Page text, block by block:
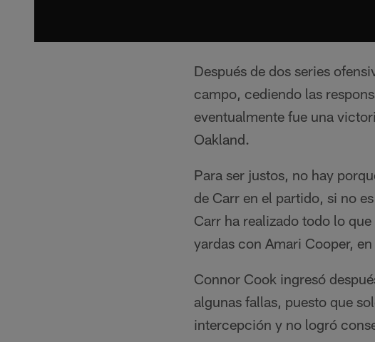
Después de dos series
campo, cediendo las
eventualmente fue una
Oakland.
Para ser justos, no hay
de Carr en el partido, si no
Carr ha realizado todo lo
yardas con Amari Cooper,
Connor Cook ingresó
algunas fallas, puesto que
intercepción y no logró